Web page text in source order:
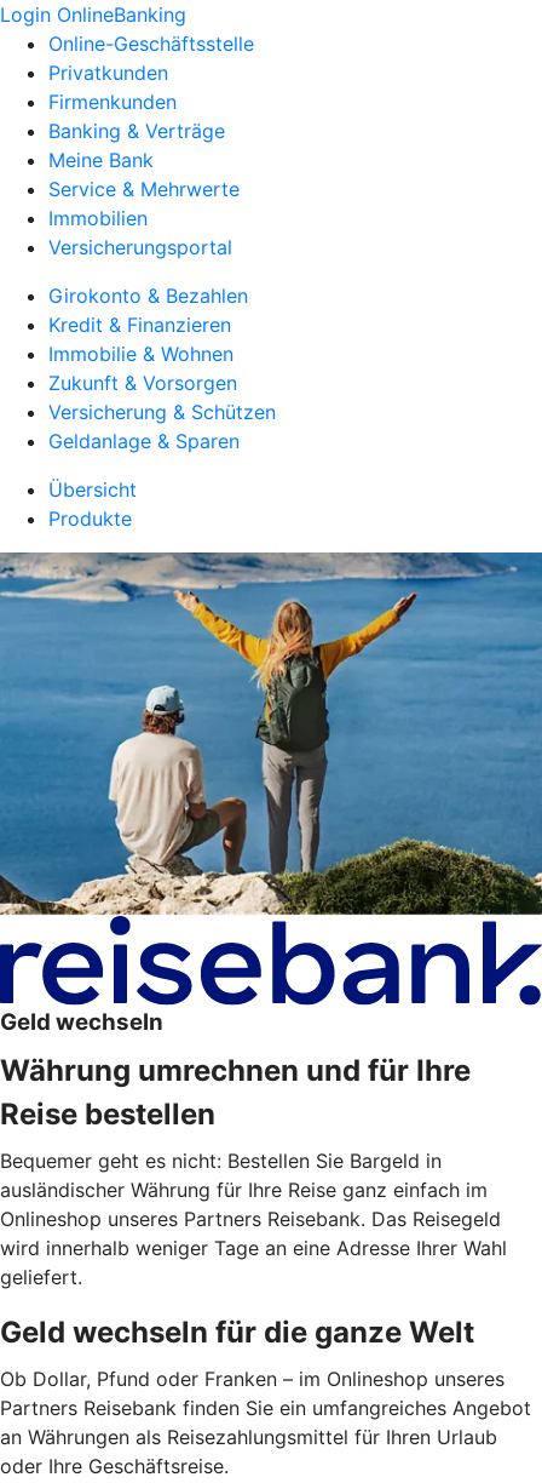
Login OnlineBanking
Online-Geschäftsstelle
Privatkunden
Firmenkunden
Banking & Verträge
Meine Bank
Service & Mehrwerte
Immobilien
Versicherungsportal
Girokonto & Bezahlen
Kredit & Finanzieren
Immobilie & Wohnen
Zukunft & Vorsorgen
Versicherung & Schützen
Geldanlage & Sparen
Übersicht
Produkte
Geld wechseln
Währung umrechnen und für Ihre
Reise bestellen
Bequemer geht es nicht: Bestellen Sie Bargeld in
ausländischer Währung für Ihre Reise ganz einfach im
Onlineshop unseres Partners Reisebank. Das Reisegeld
wird innerhalb weniger Tage an eine Adresse Ihrer Wahl
geliefert.
Geld wechseln für die ganze Welt
Ob Dollar, Pfund oder Franken – im Onlineshop unseres
Partners Reisebank finden Sie ein umfangreiches Angebot
an Währungen als Reisezahlungsmittel für Ihren Urlaub
oder Ihre Geschäftsreise.